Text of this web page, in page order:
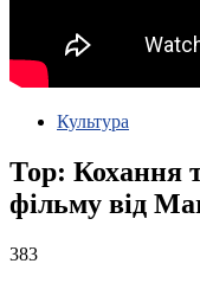
Культура
Тор: Кохання
фільму від
383